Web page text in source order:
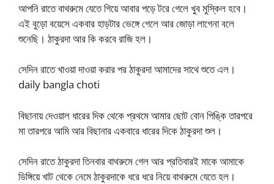
আপনি রাতে বাথরুমে যেতে গিয়ে আবার পড়ে টরে গেলে খুব মুস্কিল হবে।
এই বুড়ো বয়েসে একবার হাড়টার ভেঙ্গে গেলে আর জোড়া লাগেনা বলে
শুনেছি। ঠাকুরদা আর কি করবে রাজি হল।
সেদিন রাতে খাওয়া দাওয়া করার পর ঠাকুরদা আমাদের সাথে শুতে এল।
daily bangla choti
বিছানায় দেওয়াল ধারের দিক থেকে প্রথমে আমার ছোট বোন পিঙ্কি তারপরে
মা তারপরে আমি আর বিছানার একবারে ধারের দিকে ঠাকুরদা শুল।
সেদিন রাতে ঠাকুরদা তিনবার বাথরুমে গেল আর প্রতিবারই মাকে আমাকে
ডিঙ্গিয়ে খাট থেকে নেমে ঠাকুরদাকে ধরে ধরে নিয়ে বাথরুমে যেতে হল।